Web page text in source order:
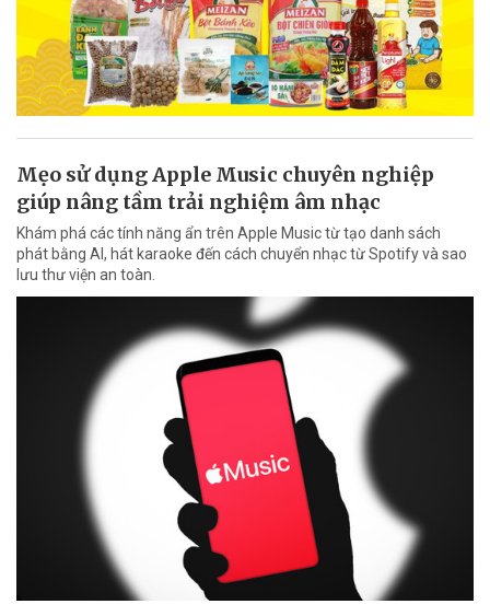
Mẹo sử dụng Apple Music chuyên nghiệp
giúp nâng tầm trải nghiệm âm nhạc
Khám phá các tính năng ẩn trên Apple Music từ tạo danh sách
phát bằng AI, hát karaoke đến cách chuyển nhạc từ Spotify và sao
lưu thư viện an toàn.